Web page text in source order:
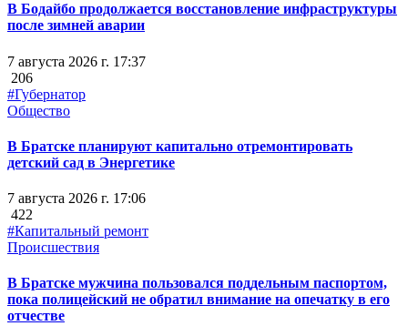
В Бодайбо продолжается восстановление инфраструктуры
после зимней аварии
7 августа 2026 г. 17:37
206
#Губернатор
Общество
В Братске планируют капитально отремонтировать
детский сад в Энергетике
7 августа 2026 г. 17:06
422
#Капитальный ремонт
Происшествия
В Братске мужчина пользовался поддельным паспортом,
пока полицейский не обратил внимание на опечатку в его
отчестве